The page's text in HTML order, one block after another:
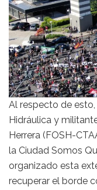
Al respecto de
Hidráulica y
Herrera (FOSH-
la Ciudad Somos
organizado esta
recuperar el borde